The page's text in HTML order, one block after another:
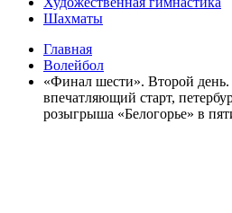
Шахматы
Главная
Волейбол
«Финал шести». Второй
впечатляющий старт,
розыгрыша «Белогорье» в